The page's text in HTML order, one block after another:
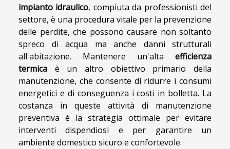
impianto idraulico, compiuta da professionisti del
settore, è una procedura vitale per la prevenzione
delle perdite, che possono causare non soltanto
spreco di acqua ma anche danni strutturali
all'abitazione. Mantenere un'alta efficienza
termica è un altro obiettivo primario della
manutenzione, che consente di ridurre i consumi
energetici e di conseguenza i costi in bolletta. La
costanza in queste attività di manutenzione
preventiva è la strategia ottimale per evitare
interventi dispendiosi e per garantire un
ambiente domestico sicuro e confortevole.